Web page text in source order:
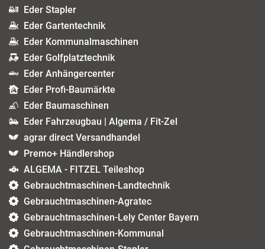
Eder Stapler
Eder Gartentechnik
Eder Kommunalmaschinen
Eder Golfplatztechnik
Eder Anhängercenter
Eder Profi-Baumärkte
Eder Baumaschinen
Eder Fahrzeugbau | Algema / Fit-Zel
agrar direct Versandhandel
Premo+ Händlershop
ALGEMA - FITZEL Teileshop
Gebrauchtmaschinen-Landtechnik
Gebrauchtmaschinen-Agratec
Gebrauchtmaschinen-Lely Center Bayern
Gebrauchtmaschinen-Kommunal